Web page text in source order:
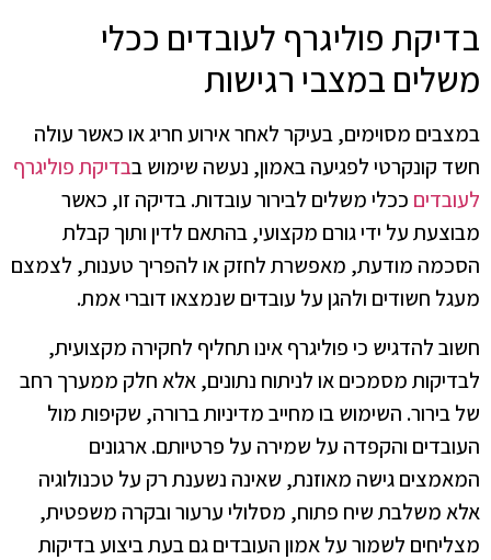
בדיקת פוליגרף לעובדים ככלי
משלים במצבי רגישות
במצבים מסוימים, בעיקר לאחר אירוע חריג או כאשר עולה
חשד קונקרטי לפגיעה באמון, נעשה שימוש בבדיקת פוליגרף
לעובדים ככלי משלים לבירור עובדות. בדיקה זו, כאשר
מבוצעת על ידי גורם מקצועי, בהתאם לדין ותוך קבלת
הסכמה מודעת, מאפשרת לחזק או להפריך טענות, לצמצם
מעגל חשודים ולהגן על עובדים שנמצאו דוברי אמת.
חשוב להדגיש כי פוליגרף אינו תחליף לחקירה מקצועית,
לבדיקות מסמכים או לניתוח נתונים, אלא חלק ממערך רחב
של בירור. השימוש בו מחייב מדיניות ברורה, שקיפות מול
העובדים והקפדה על שמירה על פרטיותם. ארגונים
המאמצים גישה מאוזנת, שאינה נשענת רק על טכנולוגיה
אלא משלבת שיח פתוח, מסלולי ערעור ובקרה משפטית,
מצליחים לשמור על אמון העובדים גם בעת ביצוע בדיקות